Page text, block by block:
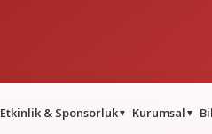
Etkinlik & Sponsorluk▼ Kurumsal ▼